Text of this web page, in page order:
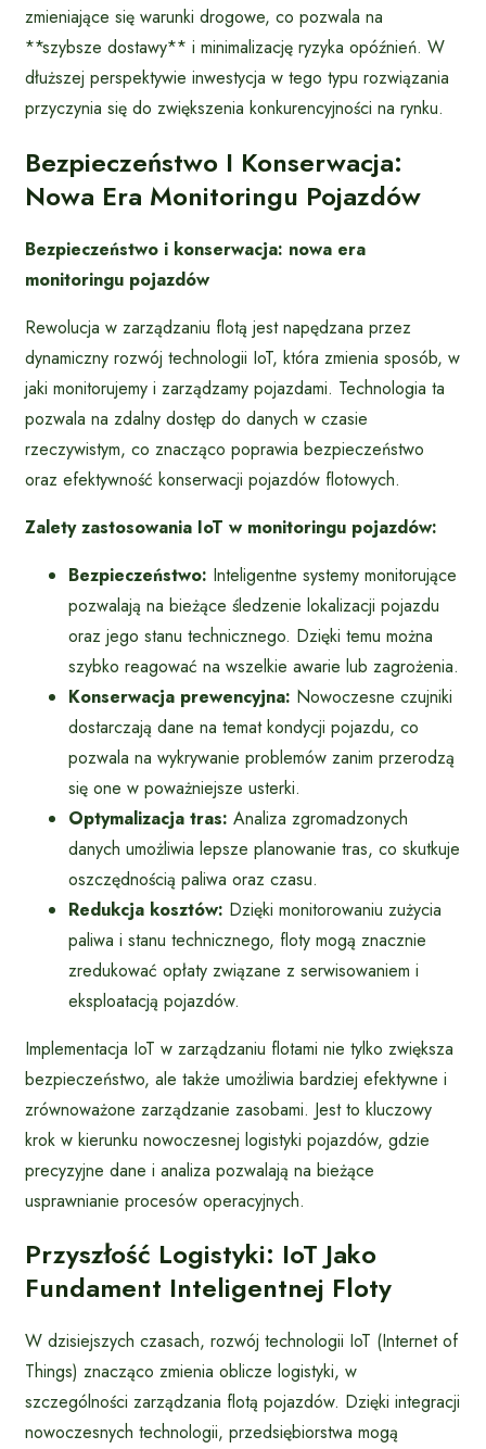
zmieniające się warunki drogowe, co pozwala na
**szybsze dostawy** i minimalizację ryzyka opóźnień. W
dłuższej perspektywie inwestycja w tego typu rozwiązania
przyczynia się do zwiększenia konkurencyjności na rynku.
Bezpieczeństwo I Konserwacja:
Nowa Era Monitoringu Pojazdów
Bezpieczeństwo i konserwacja: nowa era
monitoringu pojazdów
Rewolucja w zarządzaniu flotą jest napędzana przez
dynamiczny rozwój technologii IoT, która zmienia sposób, w
jaki monitorujemy i zarządzamy pojazdami. Technologia ta
pozwala na zdalny dostęp do danych w czasie
rzeczywistym, co znacząco poprawia bezpieczeństwo
oraz efektywność konserwacji pojazdów flotowych.
Zalety zastosowania IoT w monitoringu pojazdów:
Bezpieczeństwo: Inteligentne systemy monitorujące
pozwalają na bieżące śledzenie lokalizacji pojazdu
oraz jego stanu technicznego. Dzięki temu można
szybko reagować na wszelkie awarie lub zagrożenia.
Konserwacja prewencyjna: Nowoczesne czujniki
dostarczają dane na temat kondycji pojazdu, co
pozwala na wykrywanie problemów zanim przerodzą
się one w poważniejsze usterki.
Optymalizacja tras: Analiza zgromadzonych
danych umożliwia lepsze planowanie tras, co skutkuje
oszczędnością paliwa oraz czasu.
Redukcja kosztów: Dzięki monitorowaniu zużycia
paliwa i stanu technicznego, floty mogą znacznie
zredukować opłaty związane z serwisowaniem i
eksploatacją pojazdów.
Implementacja IoT w zarządzaniu flotami nie tylko zwiększa
bezpieczeństwo, ale także umożliwia bardziej efektywne i
zrównoważone zarządzanie zasobami. Jest to kluczowy
krok w kierunku nowoczesnej logistyki pojazdów, gdzie
precyzyjne dane i analiza pozwalają na bieżące
usprawnianie procesów operacyjnych.
Przyszłość Logistyki: IoT Jako
Fundament Inteligentnej Floty
W dzisiejszych czasach, rozwój technologii IoT (Internet of
Things) znacząco zmienia oblicze logistyki, w
szczególności zarządzania flotą pojazdów. Dzięki integracji
nowoczesnych technologii, przedsiębiorstwa mogą